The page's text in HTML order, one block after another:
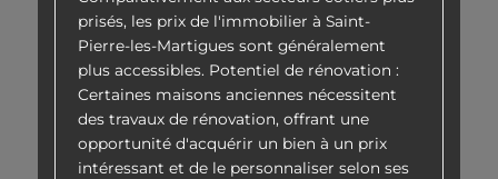
prisés, les prix de l'immobilier à Saint-
Pierre-les-Martigues sont généralement
plus accessibles. Potentiel de rénovation :
Certaines maisons anciennes nécessitent
des travaux de rénovation, offrant une
opportunité d'acquérir un bien à un prix
intéressant et de le personnaliser selon ses